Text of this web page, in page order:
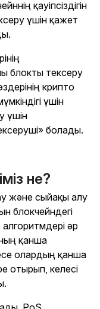
қауіпсіздігін
үшін қажет
блокты тексеру
крипто
үшін
үшін
болады.
не?
және сыйақы алу
блокчейндегі
әр
қанша
олардың қанша
отырып, келесі